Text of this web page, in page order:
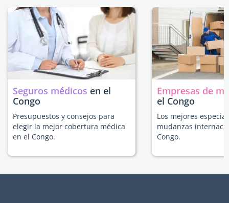
Seguros médicos en el
Congo
Presupuestos y consejos para
elegir la mejor cobertura médica
en el Congo.
Empresas de
el Congo
Los mejores
mudanzas
Congo.